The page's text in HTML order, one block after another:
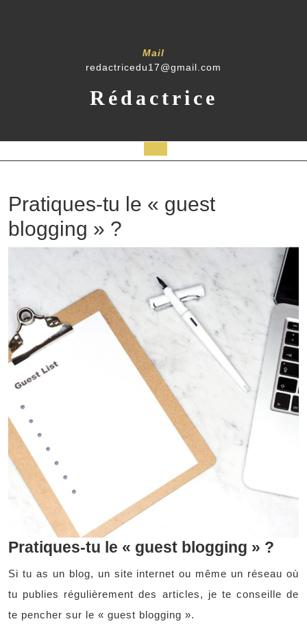
Mail
redactricedu17@gmail.com
Rédactrice
Pratiques-tu le « guest
blogging » ?
Pratiques-tu le « guest blogging » ?
Si tu as un blog, un site internet ou même un réseau où
tu publies régulièrement des articles, je te conseille de
te pencher sur le « guest blogging ».